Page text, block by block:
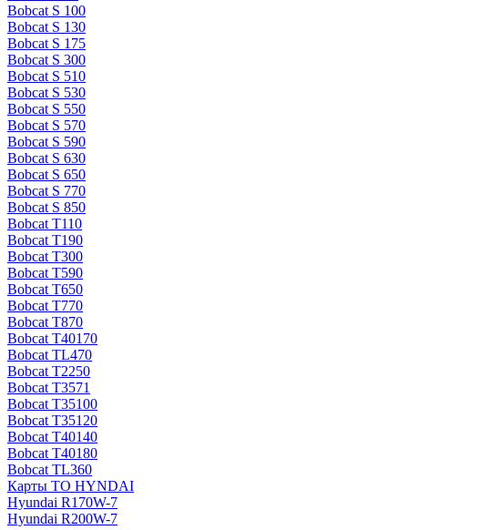
Bobcat S 100
Bobcat S 130
Bobcat S 175
Bobcat S 300
Bobcat S 510
Bobcat S 530
Bobcat S 550
Bobcat S 570
Bobcat S 590
Bobcat S 630
Bobcat S 650
Bobcat S 770
Bobcat S 850
Bobcat T110
Bobcat T190
Bobcat T300
Bobcat T590
Bobcat T650
Bobcat T770
Bobcat T870
Bobcat T40170
Bobcat TL470
Bobcat Т2250
Bobcat Т3571
Bobcat Т35100
Bobcat Т35120
Bobcat Т40140
Bobcat Т40180
Bobcat ТL360
Карты ТО HYNDAI
Hyundai R170W-7
Hyundai R200W-7